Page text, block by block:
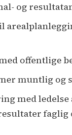
og
offentlige
muntlig og
med
faglig